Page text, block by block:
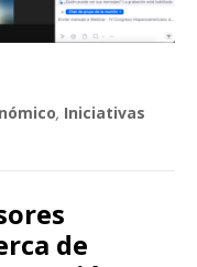
, Iniciativas
de